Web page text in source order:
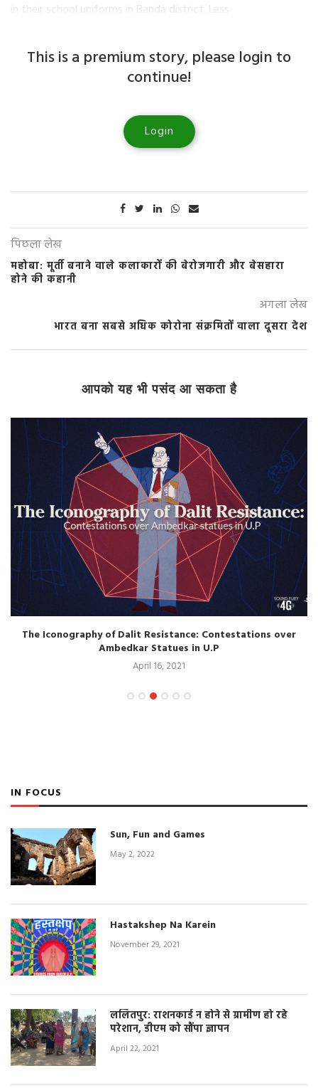
in their school uniforms in Banda district. Less
This is a premium story, please login to
continue!
Login
पिछला लेख
महोबा: मूर्ती बनाने वाले कलाकारों की बेरोजगारी और बेसहारा
होने की कहानी
अगला लेख
भारत बना सबसे अधिक कोरोना संक्रमितों वाला दूसरा देश
आपको यह भी पसंद आ सकता है
The Iconography of Dalit Resistance: Contestations over
Ambedkar Statues in U.P
April 16, 2021
IN FOCUS
Sun, Fun and Games
May 2, 2022
Hastakshep Na Karein
November 29, 2021
ललितपुर: राशनकार्ड न होने से ग्रामीण हो रहे
परेशान, डीएम को सौंपा ज्ञापन
April 22, 2021